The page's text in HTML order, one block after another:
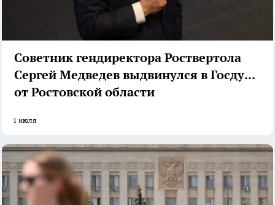
Советник гендиректора Роствертола
Сергей Медведев выдвинулся в Госдуму
от Ростовской области
1 июля